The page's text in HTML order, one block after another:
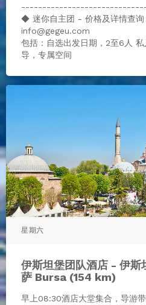
◆ 迷你自主团 - 价格及详情查询
info@gegeu.com
包括：自选出发日期，2至6人
导，专属空间
星期六
伊斯坦堡团队酒店 - 伊
萨 Bursa (154 km)
早上08:30酒店大堂集合，导游